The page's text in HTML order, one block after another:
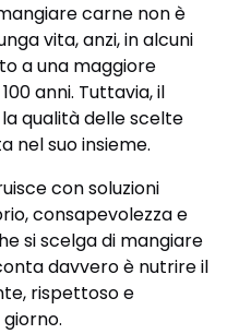
carne non è
vita, anzi, in alcuni
a una maggiore
anni. Tuttavia, il
qualità delle scelte
nel suo insieme.
con soluzioni
consapevolezza e
si scelga di mangiare
davvero è nutrire il
rispettoso e